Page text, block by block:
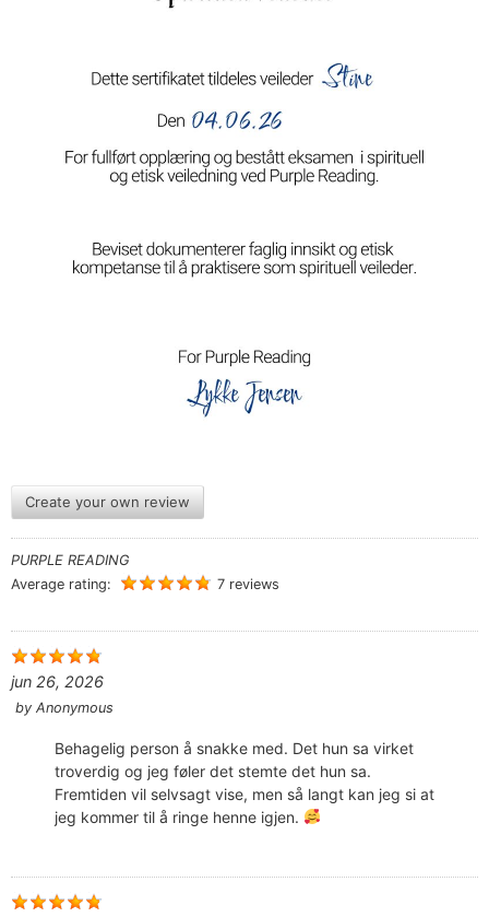
Create your own review
PURPLE READING
Average rating:
7 reviews
jun 26, 2026
by Anonymous
Behagelig person å snakke med. Det hun sa virket
troverdig og jeg føler det stemte det hun sa.
Fremtiden vil selvsagt vise, men så langt kan jeg si at
jeg kommer til å ringe henne igjen.